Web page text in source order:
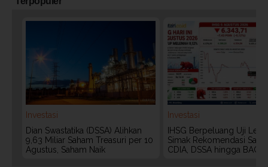
Investasi
Dian Swastatika (DSSA) Alihkan
9,63 Miliar Saham Treasuri per 10
Agustus, Saham Naik
Investasi
IHSG Berpeluang Uji
Simak Rekomendasi
CDIA, DSSA hingga BACH